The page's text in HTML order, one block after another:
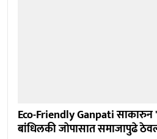
Eco-Friendly Ganpati साकारुन
बांधिलकी जाेपासात समाजापुढे